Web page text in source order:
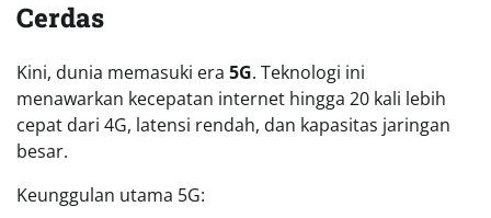
Cerdas
Kini, dunia memasuki era 5G. Teknologi ini
menawarkan kecepatan internet hingga 20 kali lebih
cepat dari 4G, latensi rendah, dan kapasitas jaringan
besar.
Keunggulan utama 5G: